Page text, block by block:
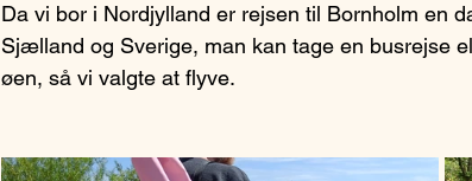
Da vi bor i Nordjylland er rejsen til Bornholm en
Sjælland og Sverige, man kan tage en busrejse
øen, så vi valgte at flyve.